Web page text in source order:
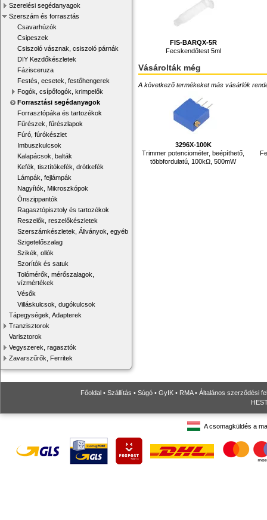
Szerelési segédanyagok
Szerszám és forrasztás
Csavarhúzók
Csipeszek
Csiszoló vásznak, csiszoló párnák
DIY Kezdőkészletek
Fázisceruza
Festés, ecsetek, festőhengerek
Fogók, csípőfogók, krimpelők
Forrasztási segédanyagok
Forrasztópáka és tartozékok
Fűrészek, fűrészlapok
Fúró, fúrókészlet
Imbuszkulcsok
Kalapácsok, balták
Kefék, tisztítókefék, drótkefék
Lámpák, fejlámpák
Nagyítók, Mikroszkópok
Ónszippantók
Ragasztópisztoly és tartozékok
Reszelők, reszelőkészletek
Szerszámkészletek, Állványok, egyéb
Szigetelőszalag
Szikék, ollók
Szorítók és satuk
Tolómérők, mérőszalagok,
vízmértékek
Vésők
Villáskulcsok, dugókulcsok
Tápegységek, Adapterek
Tranzisztorok
Varisztorok
Vegyszerek, ragasztók
Zavarszűrők, Ferritek
FIS-BARQX-5R
Fecskendőtest 5ml
Vásárolták még
A következő termékeket más vásárlók
3296X-100K
Trimmer potenciométer, beépíthető,
többfordulatú, 100kΩ, 500mW
Főoldal • Szállítás • Súgó • GyIK • RMA• Általános szerződési
A csomagküldés a